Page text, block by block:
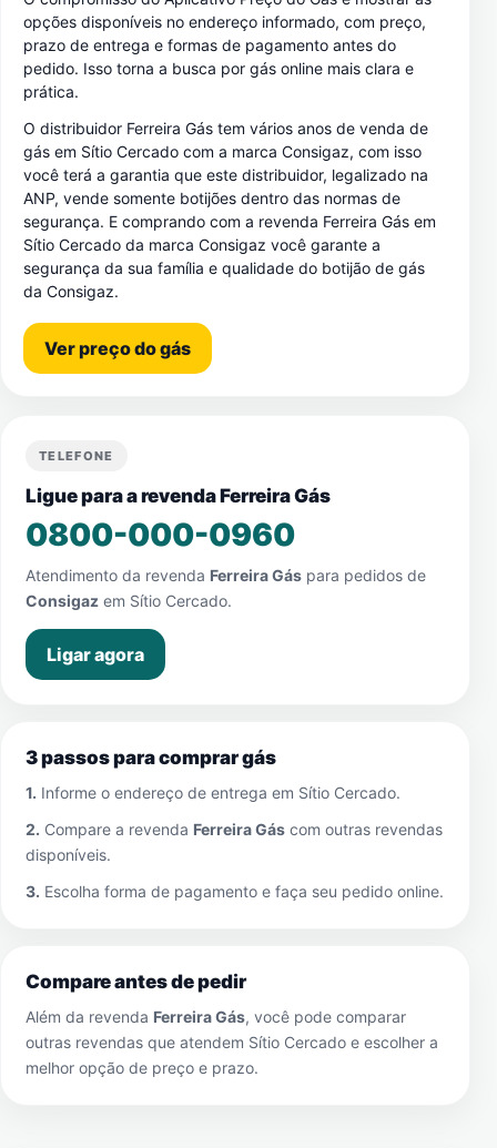
opções disponíveis no endereço informado, com preço,
prazo de entrega e formas de pagamento antes do
pedido. Isso torna a busca por gás online mais clara e
prática.
O distribuidor Ferreira Gás tem vários anos de venda de
gás em Sítio Cercado com a marca Consigaz, com isso
você terá a garantia que este distribuidor, legalizado na
ANP, vende somente botijões dentro das normas de
segurança. E comprando com a revenda Ferreira Gás em
Sítio Cercado da marca Consigaz você garante a
segurança da sua família e qualidade do botijão de gás
da Consigaz.
Ver preço do gás
TELEFONE
Ligue para a revenda Ferreira Gás
0800-000-0960
Atendimento da revenda Ferreira Gás para pedidos de
Consigaz em Sítio Cercado.
Ligar agora
3 passos para comprar gás
1. Informe o endereço de entrega em Sítio Cercado.
2. Compare a revenda Ferreira Gás com outras revendas
disponíveis.
3. Escolha forma de pagamento e faça seu pedido online.
Compare antes de pedir
Além da revenda Ferreira Gás, você pode comparar
outras revendas que atendem Sítio Cercado e escolher a
melhor opção de preço e prazo.